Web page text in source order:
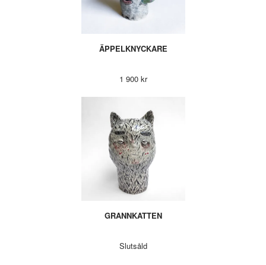
ÄPPELKNYCKARE
1 900 kr
GRANNKATTEN
Slutsåld